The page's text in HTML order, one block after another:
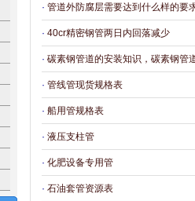
· 管道外防腐层需要达到什么样的要
· 40cr精密钢管两日内回落减少
· 碳素钢管道的安装知识，碳素钢管
· 管线管现货规格表
· 船用管规格表
· 液压支柱管
· 化肥设备专用管
· 石油套管资源表